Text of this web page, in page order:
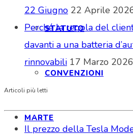
STATUTO
CONVENZIONI
MARTE
22 Giugno 22 Aprile
Perché la regola del
davanti a una batteria
rinnovabili 17 Marzo 2026
Articoli più letti
Il prezzo della Tesla